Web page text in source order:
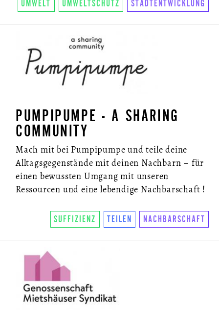
UMWELT UMWELTSCHUTZ STADTENTWICKLUNG
PUMPIPUMPE - A SHARING
COMMUNITY
Mach mit bei Pumpipumpe und teile deine
Alltagsgegenstände mit deinen Nachbarn – für
einen bewussten Umgang mit unseren
Ressourcen und eine lebendige Nachbarschaft !
SUFFIZIENZ TEILEN NACHBARSCHAFT